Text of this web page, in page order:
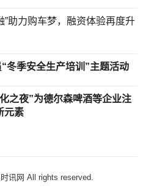
”助力购车梦，融资体验再度升
冬季安全生产培训”主题活动
之夜”为德尔森啤酒等企业注
元素
讯网 All rights reserved.